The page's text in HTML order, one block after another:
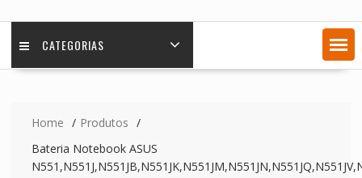
CATEGORIAS
Home
Produtos
Bateria Notebook ASUS